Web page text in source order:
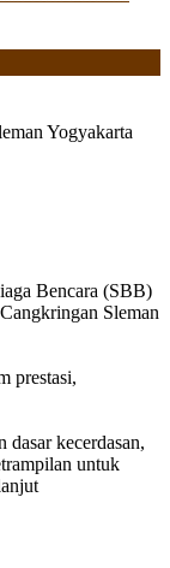
Yogyakarta
Bencara (SBB)
Sleman
prestasi,
kecerdasan,
untuk